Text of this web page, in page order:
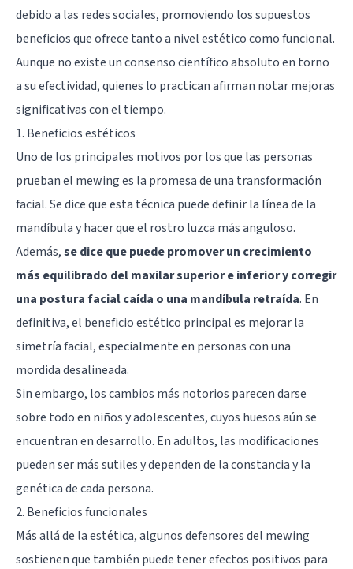
debido a las redes sociales, promoviendo los supuestos
beneficios que ofrece tanto a nivel estético como funcional.
Aunque no existe un consenso científico absoluto en torno
a su efectividad, quienes lo practican afirman notar mejoras
significativas con el tiempo.
1. Beneficios estéticos
Uno de los principales motivos por los que las personas
prueban el mewing es la promesa de una transformación
facial. Se dice que esta técnica puede definir la línea de la
mandíbula y hacer que el rostro luzca más anguloso.
Además,se dice que puede promover un crecimiento
más equilibrado del maxilar superior e inferior y corregir
una postura facial caída o una mandíbula retraída. En
definitiva, el beneficio estético principal es mejorar la
simetría facial, especialmente en personas con una
mordida desalineada.
Sin embargo, los cambios más notorios parecen darse
sobre todo en niños y adolescentes, cuyos huesos aún se
encuentran en desarrollo. En adultos, las modificaciones
pueden ser más sutiles y dependen de la constancia y la
genética de cada persona.
2. Beneficios funcionales
Más allá de la estética, algunos defensores del mewing
sostienen que también puede tener efectos positivos para